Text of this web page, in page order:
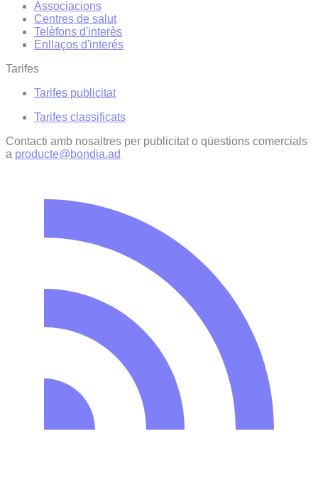
Associacions
Centres de salut
Telèfons d'interès
Enllaços d'interés
Tarifes
Tarifes publicitat
Tarifes classificats
Contacti amb nosaltres per publicitat o qüestions comercials
a producte@bondia.ad